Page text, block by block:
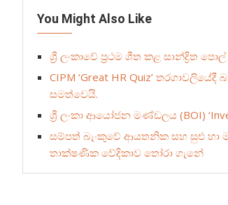
You Might Also Like
ශ්‍රී ලංකාවේ ප්‍රථම ශීත කළ සාන්ද්‍රිත
CIPM ‘Great HR Quiz’
සමත්වෙයි.
ශ්‍රී ලංකා ආයෝජන මණ්ඩලය (BOI)
සම්පත් බැංකුවේ ආයතනික සහ සුළු හා
තාක්ෂණික වේදිකාව තෝරා ගැනේ